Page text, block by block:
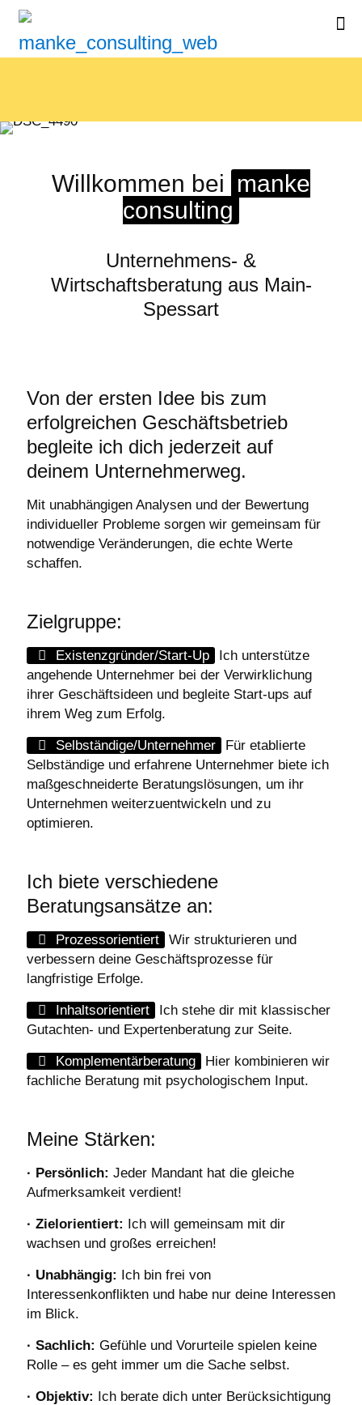
Willkommen bei manke
consulting
Unternehmens- &
Wirtschaftsberatung aus Main-
Spessart
Von der ersten Idee bis zum
erfolgreichen Geschäftsbetrieb
begleite ich dich jederzeit auf
deinem Unternehmerweg.
Mit unabhängigen Analysen und der Bewertung
individueller Probleme sorgen wir gemeinsam für
notwendige Veränderungen, die echte Werte
schaffen.
Zielgruppe:
Existenzgründer/Start-Up
Ich unterstütze
angehende Unternehmer bei der Verwirklichung
ihrer Geschäftsideen und begleite Start-ups auf
ihrem Weg zum Erfolg.
Selbständige/Unternehmer
Für etablierte
Selbständige und erfahrene Unternehmer biete ich
maßgeschneiderte Beratungslösungen, um ihr
Unternehmen weiterzuentwickeln und zu
optimieren.
Ich biete verschiedene
Beratungsansätze an:
Prozessorientiert
Wir strukturieren und
verbessern deine Geschäftsprozesse für
langfristige Erfolge.
Inhaltsorientiert
Ich stehe dir mit klassischer
Gutachten- und Expertenberatung zur Seite.
Komplementärberatung
Hier kombinieren wir
fachliche Beratung mit psychologischem Input.
Meine Stärken:
· Persönlich: Jeder Mandant hat die gleiche
Aufmerksamkeit verdient!
· Zielorientiert: Ich will gemeinsam mit dir
wachsen und großes erreichen!
· Unabhängig: Ich bin frei von
Interessenkonflikten und habe nur deine Interessen
im Blick.
· Sachlich: Gefühle und Vorurteile spielen keine
Rolle – es geht immer um die Sache selbst.
· Objektiv: Ich berate dich unter Berücksichtigung